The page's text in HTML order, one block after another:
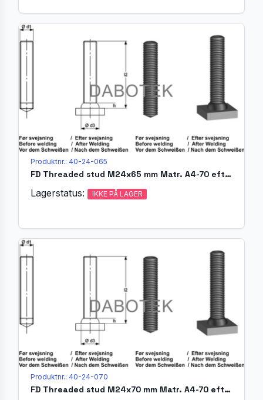
Produktnr.: 40-24-065
FD Threaded stud M24x65 mm Matr. A4-70 efter EN ISO 13918
Lagerstatus: IKKE PÅ LAGER
Produktnr.: 40-24-070
FD Threaded stud M24x70 mm Matr. A4-70 efter EN ISO 13918